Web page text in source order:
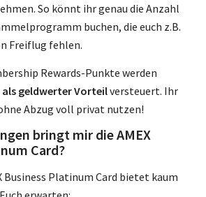
So könnt ihr genau die Anzahl
buchen, die euch z.B.
Freiflug fehlen.
Rewards-Punkte werden
als geldwerter Vorteilversteuert. Ihr
Abzug voll privat nutzen!
bringt mir die AMEX
Card?
Business Platinum Card bietet kaum